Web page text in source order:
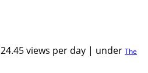
24.45 views per day | under The